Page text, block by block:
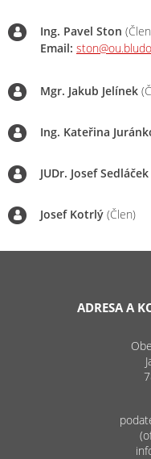
Ing. Pavel Ston
Email:
Mgr. Jakub Jelínek
Ing. Kateřina
JUDr. Josef
Josef Kotrlý (Člen)
ADRESA A